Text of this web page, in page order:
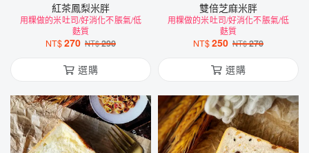
紅茶鳳梨米胖
用粿做的米吐司/好消化不脹氣/低
麩質
NT$270 NT$290
選購
雙倍芝麻米胖
用粿做的米吐司/好消化不脹氣/低
麩質
NT$250 NT$270
選購